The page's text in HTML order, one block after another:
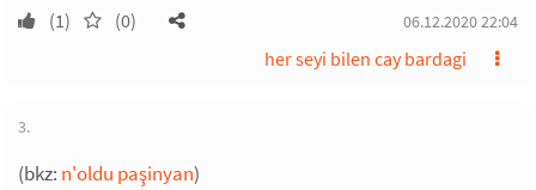
(1) (0) 06.12.2020 22:04
her seyi bilen cay bardagi
3.
(bkz: n'oldu paşinyan)